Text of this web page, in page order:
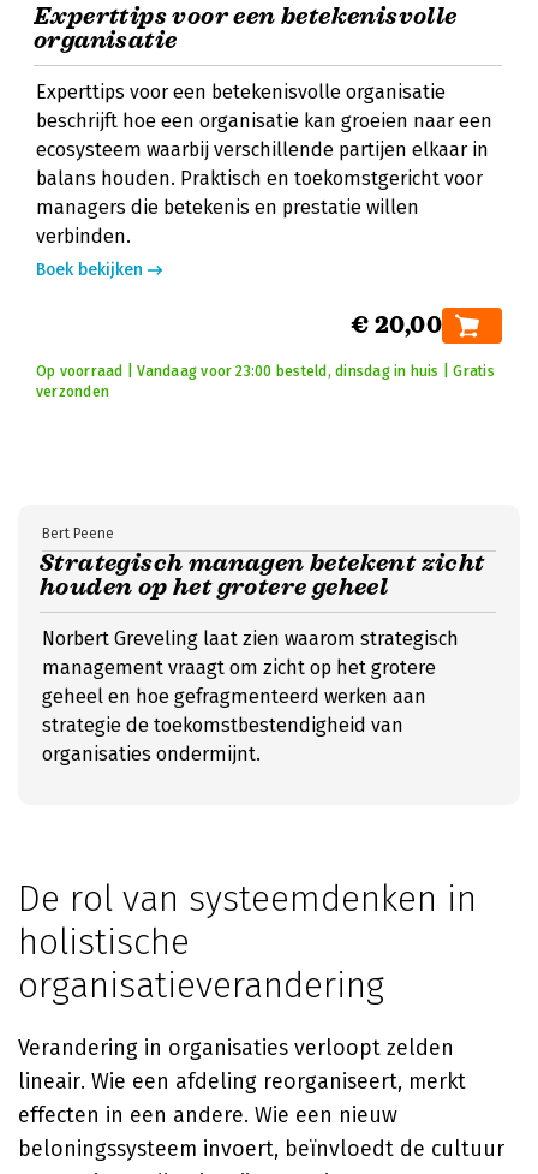
Experttips voor een betekenisvolle
organisatie
Experttips voor een betekenisvolle organisatie
beschrijft hoe een organisatie kan groeien naar een
ecosysteem waarbij verschillende partijen elkaar in
balans houden. Praktisch en toekomstgericht voor
managers die betekenis en prestatie willen
verbinden.
Boek bekijken
€ 20,00
Op voorraad | Vandaag voor 23:00 besteld, dinsdag in huis | Gratis
verzonden
Strategisch managen betekent zicht
houden op het grotere geheel
Bert Peene
Norbert Greveling laat zien waarom strategisch
management vraagt om zicht op het grotere
geheel en hoe gefragmenteerd werken aan
strategie de toekomstbestendigheid van
organisaties ondermijnt.
De rol van systeemdenken in
holistische
organisatieverandering
Verandering in organisaties verloopt zelden
lineair. Wie een afdeling reorganiseert, merkt
effecten in een andere. Wie een nieuw
beloningssysteem invoert, beïnvloedt de cultuur